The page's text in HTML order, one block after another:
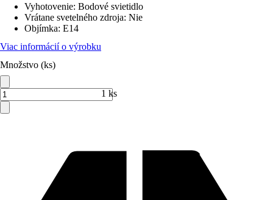
Vyhotovenie: Bodové svietidlo
Vrátane svetelného zdroja: Nie
Objímka: E14
Viac informácií o výrobku
Množstvo (ks)
1 ks